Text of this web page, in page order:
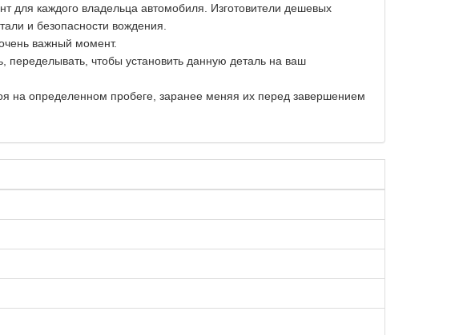
для каждого владельца автомобиля. Изготовители дешевых
и безопасности вождения.
важный момент.
чтобы установить данную деталь на ваш
на определенном пробеге, заранее меняя их перед завершением